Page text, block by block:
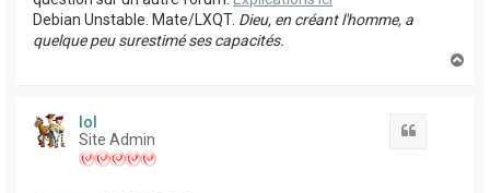
Debian Unstable. Mate/LXQT. Dieu, en créant l'homme, a
quelque peu surestimé ses capacités.
lol
Site Admin